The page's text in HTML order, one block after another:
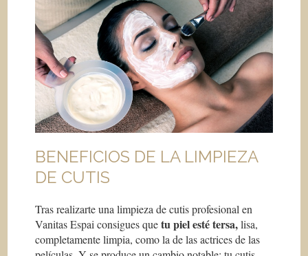
BENEFICIOS DE LA LIMPIEZA
DE CUTIS
Tras realizarte una limpieza de cutis profesional en
Vanitas Espai consigues quetu piel esté tersa,lisa,
completamente limpia, como la de las actrices de las